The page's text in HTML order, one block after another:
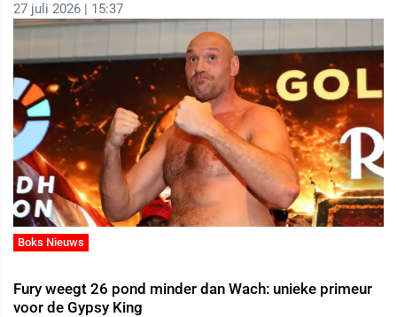
27 juli 2026 | 15:37
Boks Nieuws
Fury weegt 26 pond minder dan Wach: unieke primeur
voor de Gypsy King